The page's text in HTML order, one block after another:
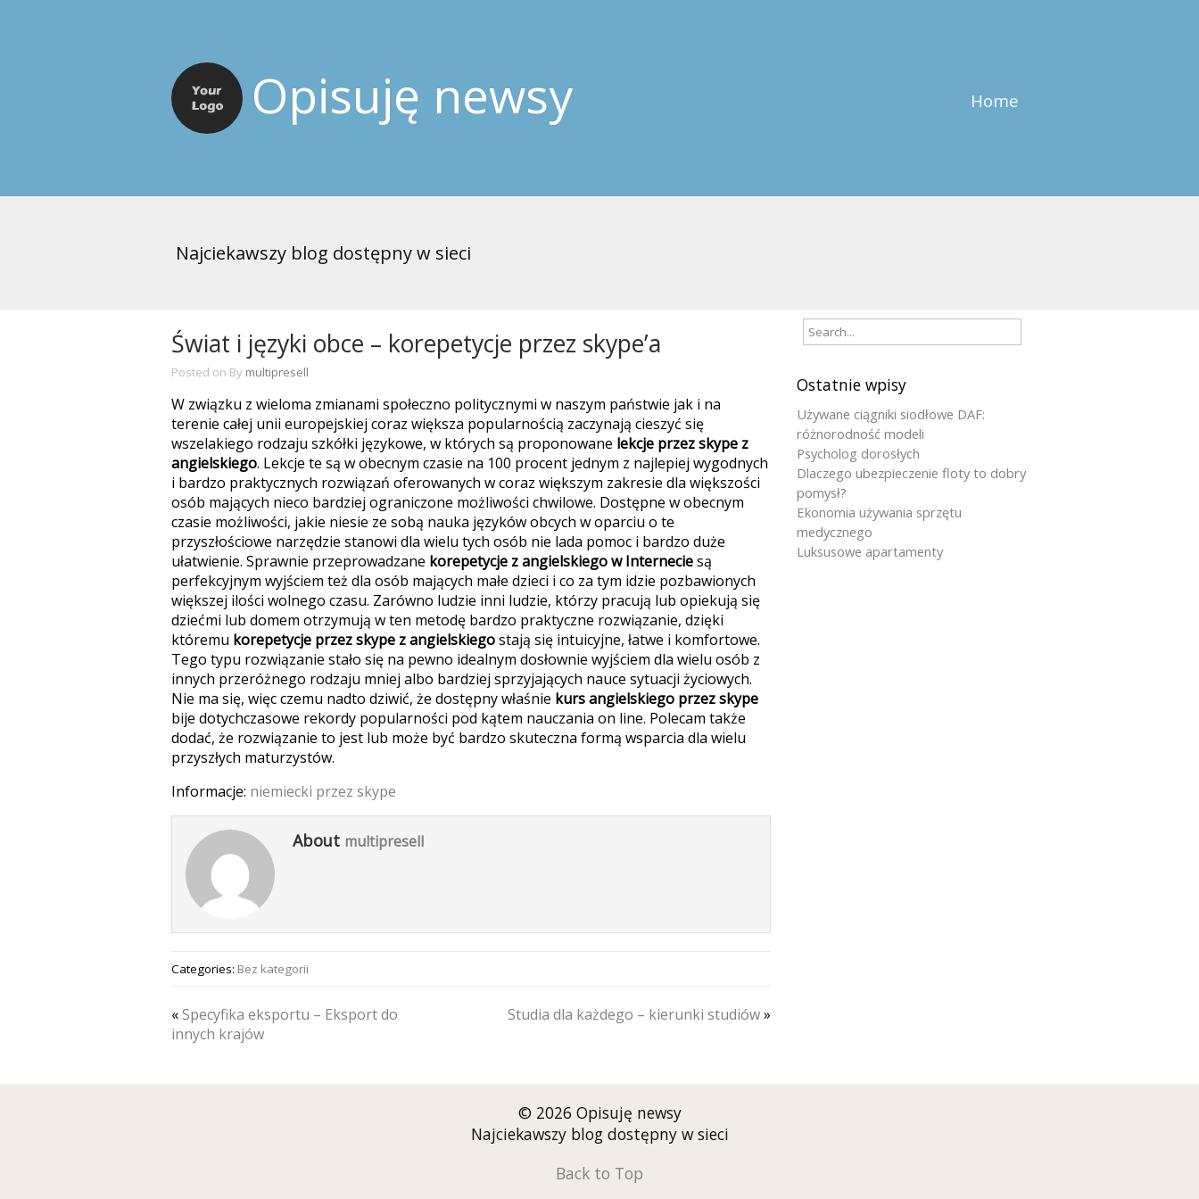
Opisuję newsy Home
Najciekawszy blog dostępny w sieci
Świat i języki obce – korepetycje przez skype’a
Posted on By multipresell
W związku z wieloma zmianami społeczno politycznymi w naszym państwie jak i na
terenie całej unii europejskiej coraz większa popularnością zaczynają cieszyć się
wszelakiego rodzaju szkółki językowe, w których są proponowane lekcje przez skype z
angielskiego. Lekcje te są w obecnym czasie na 100 procent jednym z najlepiej wygodnych
i bardzo praktycznych rozwiązań oferowanych w coraz większym zakresie dla większości
osób mających nieco bardziej ograniczone możliwości chwilowe. Dostępne w obecnym
czasie możliwości, jakie niesie ze sobą nauka języków obcych w oparciu o te
przyszłościowe narzędzie stanowi dla wielu tych osób nie lada pomoc i bardzo duże
ułatwienie. Sprawnie przeprowadzane korepetycje z angielskiego w Interneciesą
perfekcyjnym wyjściem też dla osób mających małe dzieci i co za tym idzie pozbawionych
większej ilości wolnego czasu. Zarówno ludzie inni ludzie, którzy pracują lub opiekują się
dziećmi lub domem otrzymują w ten metodę bardzo praktyczne rozwiązanie, dzięki
któremu korepetycje przez skype z angielskiegostają się intuicyjne, łatwe i komfortowe.
Tego typu rozwiązanie stało się na pewno idealnym dosłownie wyjściem dla wielu osób z
innych przeróżnego rodzaju mniej albo bardziej sprzyjających nauce sytuacji życiowych.
Nie ma się, więc czemu nadto dziwić, że dostępny właśnie kurs angielskiego przez skype
bije dotychczasowe rekordy popularności pod kątem nauczania on line. Polecam także
dodać, że rozwiązanie to jest lub może być bardzo skuteczna formą wsparcia dla wielu
przyszłych maturzystów.
Informacje: niemiecki przez skype
About multipresell
Categories: Bez kategorii
«Specyfika eksportu – Eksport do
innych krajów
Studia dla każdego – kierunki studiów»
Ostatnie wpisy
Używane ciągniki siodłowe DAF:
różnorodność modeli
Psycholog dorosłych
Dlaczego ubezpieczenie floty to dobry
pomysł?
Ekonomia używania sprzętu
medycznego
Luksusowe apartamenty
© 2026 Opisuję newsy
Najciekawszy blog dostępny w sieci
Back to Top